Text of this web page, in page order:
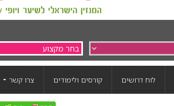
לוח דרושים קורסים ולימודים צרו קשר